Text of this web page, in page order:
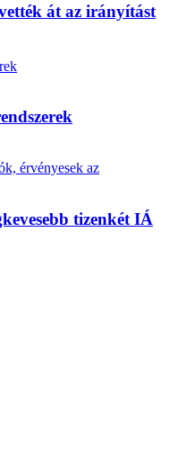
át az irányítást
tizenkét IÁ